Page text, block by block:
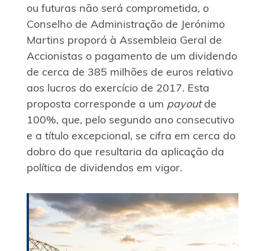
ou futuras não será comprometida, o
Conselho de Administração de Jerónimo
Martins proporá à Assembleia Geral de
Accionistas o pagamento de um dividendo
de cerca de 385 milhões de euros relativo
aos lucros do exercício de 2017. Esta
proposta corresponde a um payoutde
100%, que, pelo segundo ano consecutivo
e a título excepcional, se cifra em cerca do
dobro do que resultaria da aplicação da
política de dividendos em vigor.